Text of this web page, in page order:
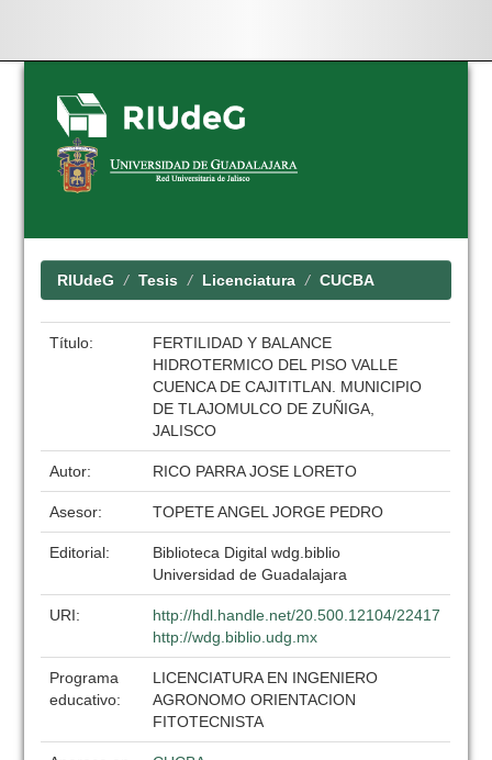
Skip
navigation
RIUdeG Tesis Licenciatura CUCBA
Título:
FERTILIDAD Y BALANCE
HIDROTERMICO DEL PISO VALLE
CUENCA DE CAJITITLAN. MUNICIPIO
DE TLAJOMULCO DE ZUÑIGA,
JALISCO
Autor: RICO PARRA JOSE LORETO
Asesor: TOPETE ANGEL JORGE PEDRO
Editorial:
Biblioteca Digital wdg.biblio
Universidad de Guadalajara
URI:
http://hdl.handle.net/20.500.12104/22417
http://wdg.biblio.udg.mx
Programa
educativo:
LICENCIATURA EN INGENIERO
AGRONOMO ORIENTACION
FITOTECNISTA